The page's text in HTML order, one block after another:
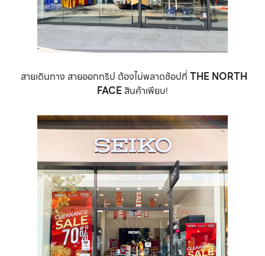
สายเดินทาง สายออกทริป ต้องไม่พลาดช้อปที่ THE NORTH
FACE สินค้าเพียบ!